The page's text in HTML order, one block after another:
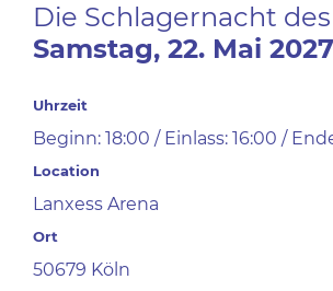
Die Schlagernacht
Samstag, 22. Mai 2027
Uhrzeit
Beginn: 18:00 / Einlass: 16:00 /
Location
Lanxess Arena
Ort
50679 Köln